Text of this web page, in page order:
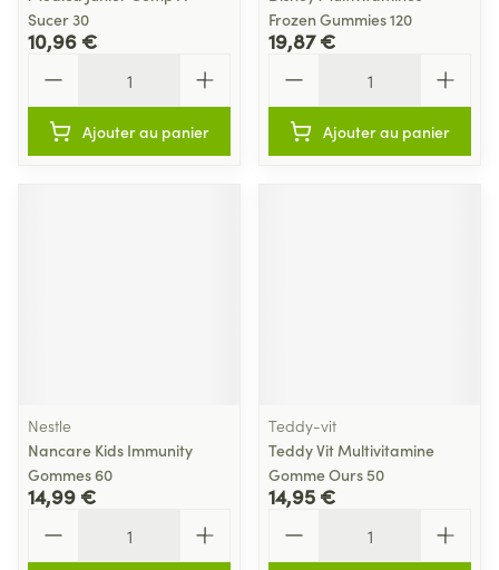
Sucer 30
10,96 €
Ajouter au panier
Frozen Gummies 120
19,87 €
Ajouter au panier
Nestle
Nancare Kids Immunity
Gommes 60
14,99 €
Teddy-vit
Teddy Vit Multivitamine
Gomme Ours 50
14,95 €